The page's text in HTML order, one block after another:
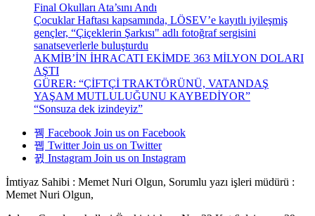
Final Okulları Ata’sını Andı
Çocuklar Haftası kapsamında, LÖSEV’e kayıtlı iyileşmiş
gençler, “Çiçeklerin Şarkısı" adlı fotoğraf sergisini
sanatseverlerle buluşturdu
AKMİB’İN İHRACATI EKİMDE 363 MİLYON DOLARI
AŞTI
GÜRER: “ÇİFTÇİ TRAKTÖRÜNÜ, VATANDAŞ
YAŞAM MUTLULUĞUNU KAYBEDİYOR”
“Sonsuza dek izindeyiz”
Facebook Join us on Facebook
Twitter Join us on Twitter
Instagram Join us on Instagram
İmtiyaz Sahibi : Memet Nuri Olgun, Sorumlu yazı işleri müdürü :
Memet Nuri Olgun,